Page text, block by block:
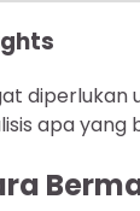
apa